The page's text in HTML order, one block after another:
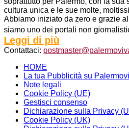
cultura unica e le sue molte,
Abbiamo iniziato da zero e grazie
siamo uno dei portali non
Leggi di più
Contattaci:
HOME
La tua Pubblicità su
Note legali
Cookie Policy (UE)
Gestisci consenso
Dichiarazione sulla Privacy
Cookie Policy (UK)